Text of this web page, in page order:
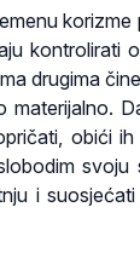
kontrolirati
drugima
obići
svoju
i